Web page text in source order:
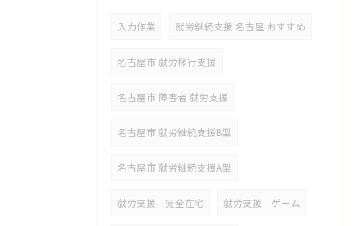
入力作業 就労継続支援 名古屋 おすすめ
名古屋市 就労移行支援
名古屋市 障害者 就労支援
名古屋市 就労継続支援B型
名古屋市 就労継続支援A型
就労支援 完全在宅 就労支援 ゲーム